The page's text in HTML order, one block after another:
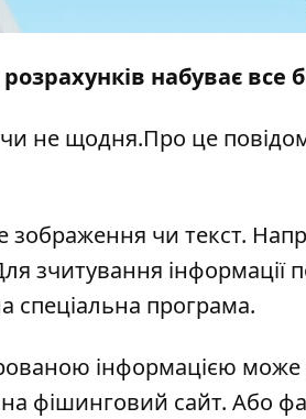
набуває все
не щодня.Про це
чи текст.
зчитування інформації
спеціальна програма.
інформацією
фішинговий сайт. Або